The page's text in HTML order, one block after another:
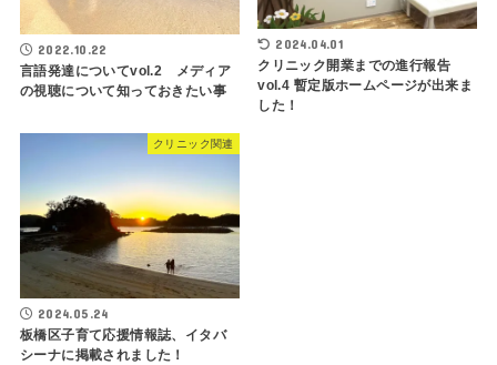
2022.10.22
言語発達についてvol.2 メディア
の視聴について知っておきたい事
2024.04.01
クリニック開業までの進行報告
vol.4 暫定版ホームページが出来ま
した！
クリニック関連
2024.05.24
板橋区子育て応援情報誌、イタバ
シーナに掲載されました！